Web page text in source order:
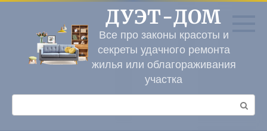
Перейти
контенту
ДУЭТ-ДОМ
Все про законы красоты и
секреты удачного ремонта
жилья или облагораживания
участка
Поиск: